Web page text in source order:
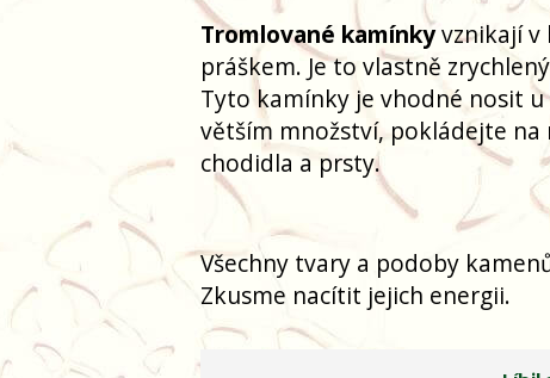
Tromlované kamínkyvznikají v
práškem. Je to vlastně
Tyto kamínky je vhodné nosit
větším množství, pokládejte na
chodidla a prsty.
Všechny tvary a podoby
Zkusme nacítit jejich energii.